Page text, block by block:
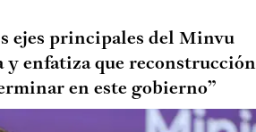
ejes principales del Minvu
y enfatiza que reconstrucción
en este gobierno”